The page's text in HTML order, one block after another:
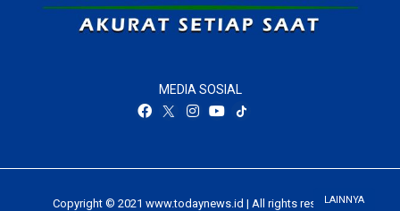
LAINNYA
MEDIA SOSIAL
Copyright © 2021 www.todaynews.id | All rights reserved.